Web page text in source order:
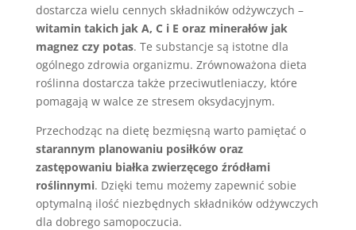
dostarcza wielu cennych składników odżywczych –
witamin takich jak A, C i E oraz minerałów jak
magnez czy potas. Te substancje są istotne dla
ogólnego zdrowia organizmu. Zrównoważona dieta
roślinna dostarcza także przeciwutleniaczy, które
pomagają w walce ze stresem oksydacyjnym.
Przechodząc na dietę bezmięsną warto pamiętać o
starannym planowaniu posiłków oraz
zastępowaniu białka zwierzęcego źródłami
roślinnymi. Dzięki temu możemy zapewnić sobie
optymalną ilość niezbędnych składników odżywczych
dla dobrego samopoczucia.